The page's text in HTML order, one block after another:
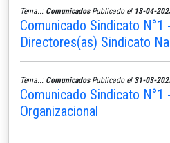
Tema..: ComunicadosPublicado el 13-04-
Comunicado Sindicato N°1
Directores(as) Sindicato
Tema..: ComunicadosPublicado el 31-03-
Comunicado Sindicato N°1
Organizacional